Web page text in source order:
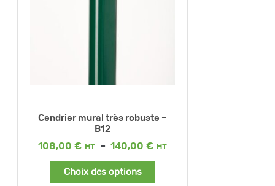
Cendrier mural très robuste –
B12
108,00 € – 140,00 €
Plage
Choix des options